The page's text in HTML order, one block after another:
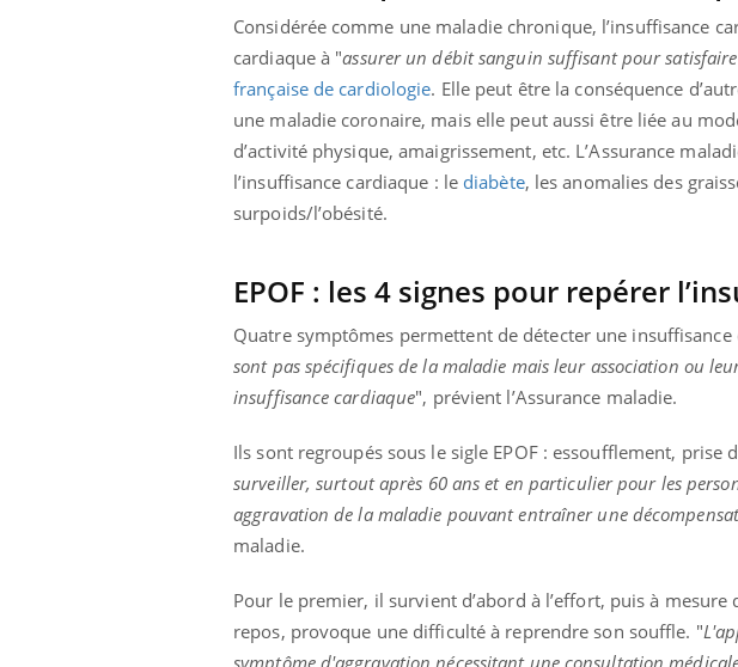
Considérée comme une maladie chronique, l’insuffisance
cardiaque à "assurer un débit sanguin suffisant pour satisfaire
française de cardiologie. Elle peut être la conséquence
une maladie coronaire, mais elle peut aussi être liée au
d’activité physique, amaigrissement, etc. L’Assurance
l’insuffisance cardiaque : le diabète, les anomalies des
surpoids/l’obésité.
EPOF : les 4 signes pour repérer
Quatre symptômes permettent de détecter une insuffisance
sont pas spécifiques de la maladie mais leur association ou
insuffisance cardiaque", prévient l’Assurance maladie.
Ils sont regroupés sous le sigle EPOF : essoufflement,
surveiller, surtout après 60 ans et en particulier pour les
aggravation de la maladie pouvant entraîner une
maladie.
Pour le premier, il survient d’abord à l’effort, puis à
repos, provoque une difficulté à reprendre son souffle. "
symptôme d'aggravation nécessitant une consultation